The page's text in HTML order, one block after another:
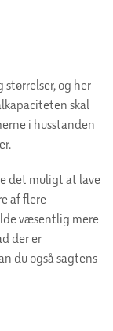
størrelser, og her
skal
i husstanden
det muligt at lave
af flere
væsentlig mere
der er
du også sagtens